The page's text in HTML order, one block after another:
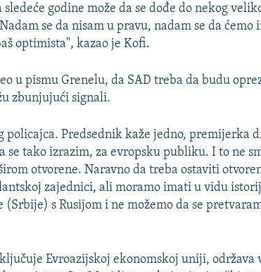
godine može da se dođe do nekog
se da nisam u pravu, nadam se da ćemo
optimista", kazao je Kofi.
u pismu Grenelu, da SAD treba da budu
zbunjujući signali.
policajca. Predsednik kaže jedno, premijerka
se tako izrazim, za evropsku publiku. I to ne
otvorene. Naravno da treba ostaviti
zajednici, ali moramo imati u vidu
s Rusijom i ne možemo da se
Evroazijskoj ekonomskoj uniji, održava